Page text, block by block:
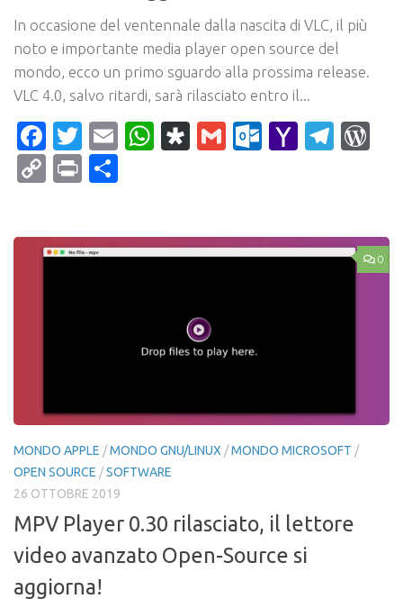
In occasione del ventennale dalla nascita di VLC, il più
noto e importante media player open source del
mondo, ecco un primo sguardo alla prossima release.
VLC 4.0, salvo ritardi, sarà rilasciato entro il...
Facebook
Twitter
EmailWhatsApp
Diaspora
Gmail Yahoo
CopyPrint
0
MONDO APPLE /MONDO GNU/LINUX /MONDO MICROSOFT /
OPEN SOURCE /SOFTWARE
26 OTTOBRE 2019
MPV Player 0.30 rilasciato, il lettore
video avanzato Open-Source si
aggiorna!